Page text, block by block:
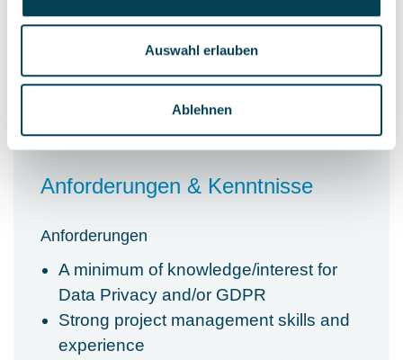
Auswahl erlauben
Ablehnen
Budgetverantwortung
keine Angaben
Anforderungen & Kenntnisse
Anforderungen
A minimum of knowledge/interest for
Data Privacy and/or GDPR
Strong project management skills and
experience